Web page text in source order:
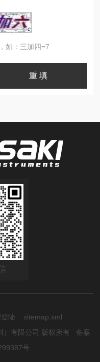
如：三加四=7
陆
sitemap.xml
）有限公司 版权所有 备案
号